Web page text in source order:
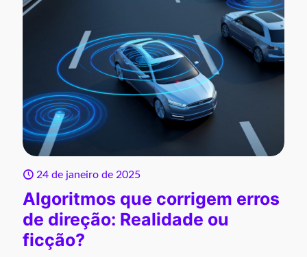
24 de janeiro de 2025
Algoritmos que corrigem erros
de direção: Realidade ou
ficção?